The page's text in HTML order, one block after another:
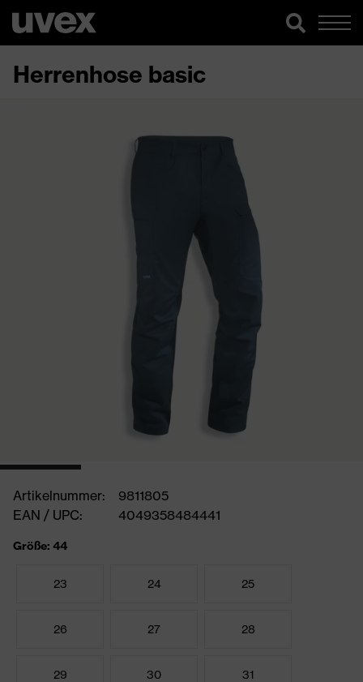
Herrenhose basic
Artikelnummer:
9811805
EAN / UPC:
4049358484441
Größe: 44
23 24 25
26 27 28
29 30 31